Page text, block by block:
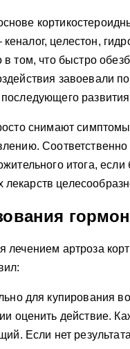
целестон,
том, что быстро
завоевали
снимают
итога, если
лечением артроза
для купирования
оценить действие.
Если нет